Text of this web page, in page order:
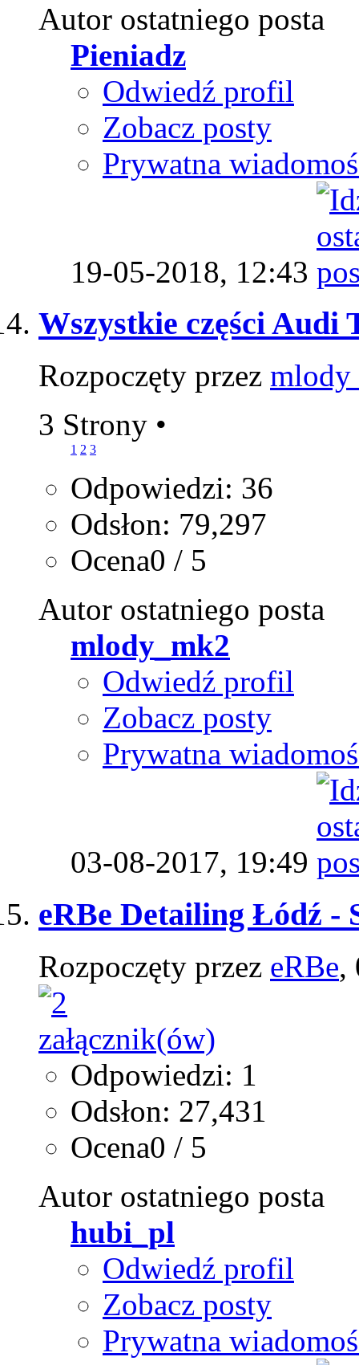
Autor ostatniego posta
Pieniadz
Odwiedź profil
Zobacz posty
Prywatna
19-05-2018, 12:43
Wszystkie części
Rozpoczęty przez
3 Strony •
1 2 3
Odpowiedzi: 36
Odsłon: 79,297
Ocena0 / 5
Autor ostatniego posta
mlody_mk2
Odwiedź profil
Zobacz posty
Prywatna
03-08-2017, 19:49
eRBe Detailing Łódź -
Rozpoczęty przez eRBe,
Odpowiedzi: 1
Odsłon: 27,431
Ocena0 / 5
Autor ostatniego posta
hubi_pl
Odwiedź profil
Zobacz posty
Prywatna